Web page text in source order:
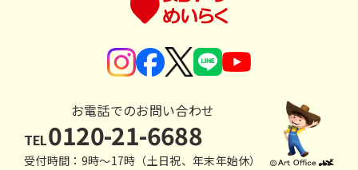
お電話でのお問い合わせ
TEL0120-21-6688
受付時間：9時〜17時（土日祝、年末年始休）